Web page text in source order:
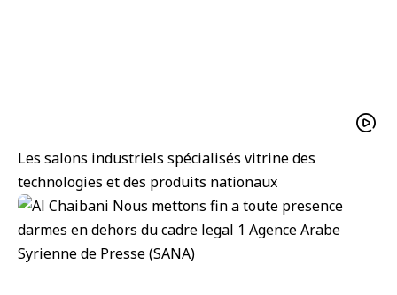
Les salons industriels spécialisés vitrine des
technologies et des produits nationaux